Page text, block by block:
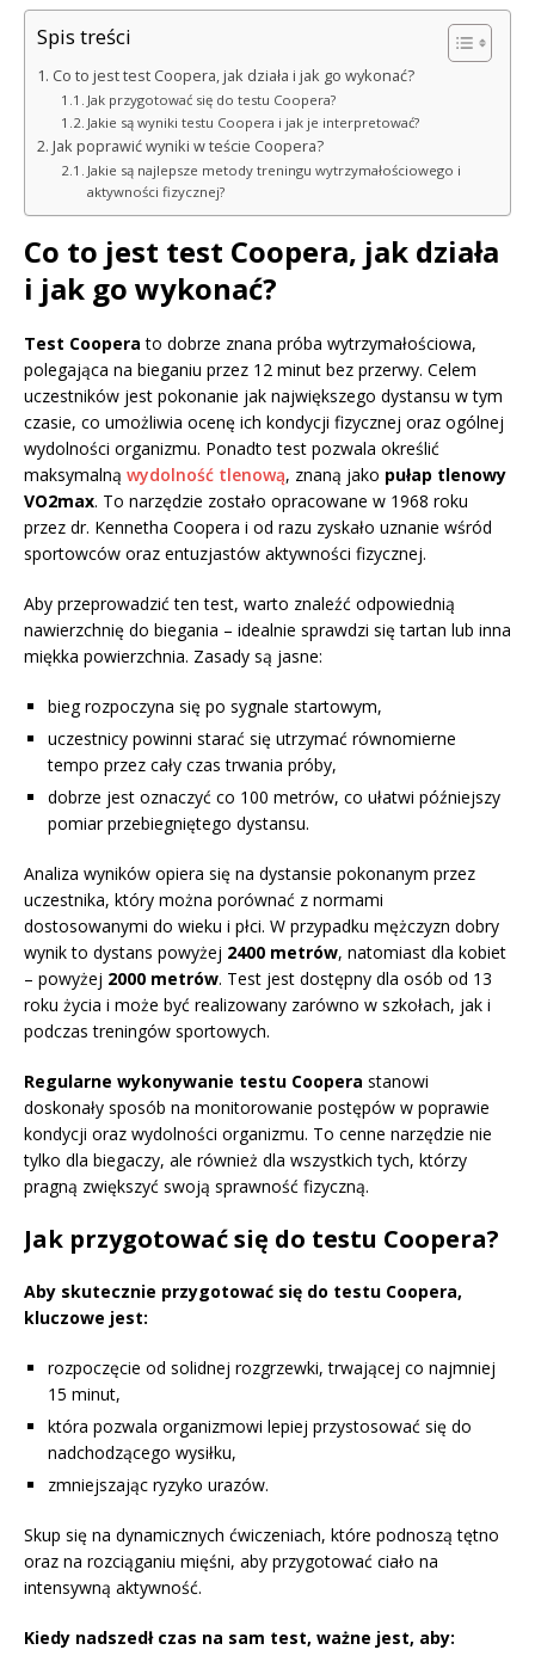
Spis treści
Co to jest test Coopera, jak działa i jak go wykonać?
Jak przygotować się do testu Coopera?
Jakie są wyniki testu Coopera i jak je interpretować?
Jak poprawić wyniki w teście Coopera?
Jakie są najlepsze metody treningu wytrzymałościowego i
aktywności fizycznej?
Co to jest test Coopera, jak działa
i jak go wykonać?
Test Coopera to dobrze znana próba wytrzymałościowa,
polegająca na bieganiu przez 12 minut bez przerwy. Celem
uczestników jest pokonanie jak największego dystansu w tym
czasie, co umożliwia ocenę ich kondycji fizycznej oraz ogólnej
wydolności organizmu. Ponadto test pozwala określić
maksymalną wydolność tlenową, znaną jako pułap tlenowy
VO2max. To narzędzie zostało opracowane w 1968 roku
przez dr. Kennetha Coopera i od razu zyskało uznanie wśród
sportowców oraz entuzjastów aktywności fizycznej.
Aby przeprowadzić ten test, warto znaleźć odpowiednią
nawierzchnię do biegania – idealnie sprawdzi się tartan lub inna
miękka powierzchnia. Zasady są jasne:
bieg rozpoczyna się po sygnale startowym,
uczestnicy powinni starać się utrzymać równomierne
tempo przez cały czas trwania próby,
dobrze jest oznaczyć co 100 metrów, co ułatwi późniejszy
pomiar przebiegniętego dystansu.
Analiza wyników opiera się na dystansie pokonanym przez
uczestnika, który można porównać z normami
dostosowanymi do wieku i płci. W przypadku mężczyzn dobry
wynik to dystans powyżej 2400 metrów, natomiast dla kobiet
– powyżej 2000 metrów. Test jest dostępny dla osób od 13
roku życia i może być realizowany zarówno w szkołach, jak i
podczas treningów sportowych.
Regularne wykonywanie testu Coopera stanowi
doskonały sposób na monitorowanie postępów w poprawie
kondycji oraz wydolności organizmu. To cenne narzędzie nie
tylko dla biegaczy, ale również dla wszystkich tych, którzy
pragną zwiększyć swoją sprawność fizyczną.
Jak przygotować się do testu Coopera?
Aby skutecznie przygotować się do testu Coopera,
kluczowe jest:
rozpoczęcie od solidnej rozgrzewki, trwającej co najmniej
15 minut,
która pozwala organizmowi lepiej przystosować się do
nadchodzącego wysiłku,
zmniejszając ryzyko urazów.
Skup się na dynamicznych ćwiczeniach, które podnoszą tętno
oraz na rozciąganiu mięśni, aby przygotować ciało na
intensywną aktywność.
Kiedy nadszedł czas na sam test, ważne jest, aby: